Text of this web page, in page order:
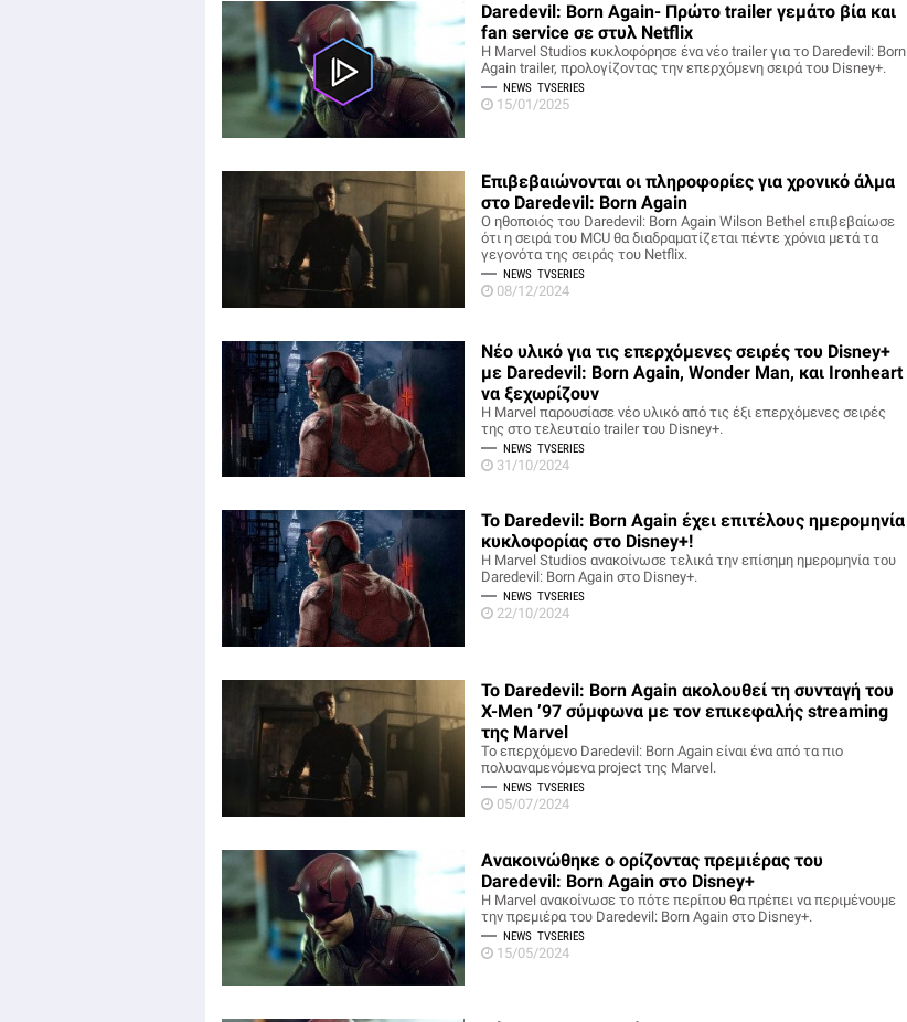
Daredevil: Born Again- Πρώτο trailer γεμάτο βία και
fan service σε στυλ Netflix
H Marvel Studios κυκλοφόρησε ένα νέο trailer για το Daredevil: Born
Again trailer, προλογίζοντας την επερχόμενη σειρά του Disney+.
NEWS TVSERIES
15/01/2025
Επιβεβαιώνονται οι πληροφορίες για χρονικό άλμα
στο Daredevil: Born Again
Ο ηθοποιός του Daredevil: Born Again Wilson Bethel επιβεβαίωσε
ότι η σειρά του MCU θα διαδραματίζεται πέντε χρόνια μετά τα
γεγονότα της σειράς του Netflix.
NEWS TVSERIES
08/12/2024
Νέο υλικό για τις επερχόμενες σειρές του Disney+
με Daredevil: Born Again, Wonder Man, και Ironheart
να ξεχωρίζουν
Η Marvel παρουσίασε νέο υλικό από τις έξι επερχόμενες σειρές
της στο τελευταίο trailer του Disney+.
NEWS TVSERIES
31/10/2024
Το Daredevil: Born Again έχει επιτέλους ημερομηνία
κυκλοφορίας στο Disney+!
Η Marvel Studios ανακοίνωσε τελικά την επίσημη ημερομηνία του
Daredevil: Born Again στο Disney+.
NEWS TVSERIES
22/10/2024
Το Daredevil: Born Again ακολουθεί τη συνταγή του
X-Men ’97 σύμφωνα με τον επικεφαλής streaming
της Marvel
Το επερχόμενο Daredevil: Born Again είναι ένα από τα πιο
πολυαναμενόμενα project της Marvel.
NEWS TVSERIES
05/07/2024
Ανακοινώθηκε ο ορίζοντας πρεμιέρας του
Daredevil: Born Again στο Disney+
H Marvel ανακοίνωσε το πότε περίπου θα πρέπει να περιμένουμε
την πρεμιέρα του Daredevil: Born Again στο Disney+.
NEWS TVSERIES
15/05/2024